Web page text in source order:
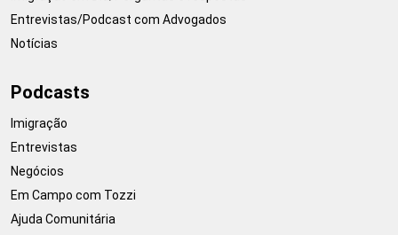
Entrevistas/Podcast com Advogados
Notícias
Podcasts
Imigração
Entrevistas
Negócios
Em Campo com Tozzi
Ajuda Comunitária